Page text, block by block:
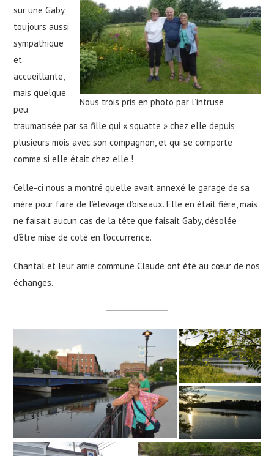
Nous trois pris en photo par l’intruse
sur une Gaby
toujours aussi
sympathique
et
accueillante,
mais quelque
peu
traumatisée par sa fille qui « squatte » chez elle depuis
plusieurs mois avec son compagnon, et qui se comporte
comme si elle était chez elle !
Celle-ci nous a montré qu’elle avait annexé le garage de sa
mère pour faire de l’élevage d’oiseaux. Elle en était fière, mais
ne faisait aucun cas de la tête que faisait Gaby, désolée
d’être mise de coté en l’occurrence.
Chantal et leur amie commune Claude ont été au cœur de nos
échanges.